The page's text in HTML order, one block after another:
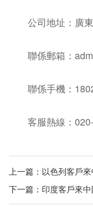
公司地址：廣東
聯係郵箱：
聯係手機：
客服熱線：020-
上一篇： 以色列客戶
下一篇： 印度客戶來